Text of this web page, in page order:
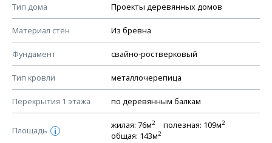
Тип дома Проекты деревянных домов
Материал стен Из бревна
Фундамент свайно-ростверковый
Тип кровли металлочерепица
Перекрытия 1 этажа по деревянным балкам
Площадь i
жилая: 76м2 полезная: 109м2
общая: 143м2
Смотрите советы по выбору материала в нашем
КОНСТРУКТИВНЫЕ РЕШЕНИЯ (КР)
Ведомость рабочих чертежей основного комплекта КР
План фундамента
Устройство фундамента, спецификация материалов
Планы перекрытий этажей, спецификация элементов
Устройство перекрытий